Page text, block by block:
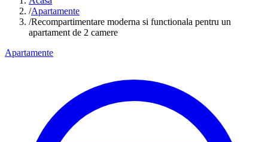
/Apartamente
/Recompartimentare moderna si functionala pentru un
apartament de 2 camere
Apartamente